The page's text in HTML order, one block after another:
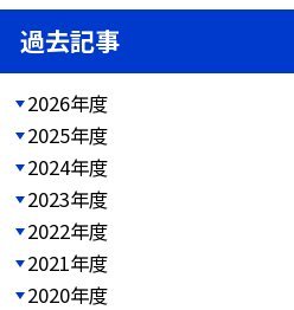
過去記事
2026年度
2025年度
2024年度
2023年度
2022年度
2021年度
2020年度